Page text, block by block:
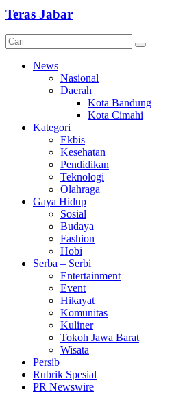
Teras Jabar
News
Nasional
Daerah
Kota Bandung
Kota Cimahi
Kategori
Ekbis
Kesehatan
Pendidikan
Teknologi
Olahraga
Gaya Hidup
Sosial
Budaya
Fashion
Hobi
Serba – Serbi
Entertainment
Event
Hikayat
Komunitas
Kuliner
Tokoh Jawa Barat
Wisata
Persib
Rubrik Spesial
PR Newswire